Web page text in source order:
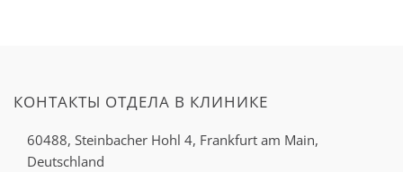
КОНТАКТЫ ОТДЕЛА В КЛИНИКЕ
60488, Steinbacher Hohl 4, Frankfurt am Main,
Deutschland